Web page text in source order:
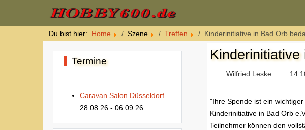
Du bist hier: Home Szene Treffen Kinderinitiative in Bad Orb
Termine
Caravan Salon Düsseldorf...
28.08.26 - 06.09.26
Wilfried Leske
"Ihre Spende ist ein
Kinderinitiative in Bad Orb
Teilnehmer können den